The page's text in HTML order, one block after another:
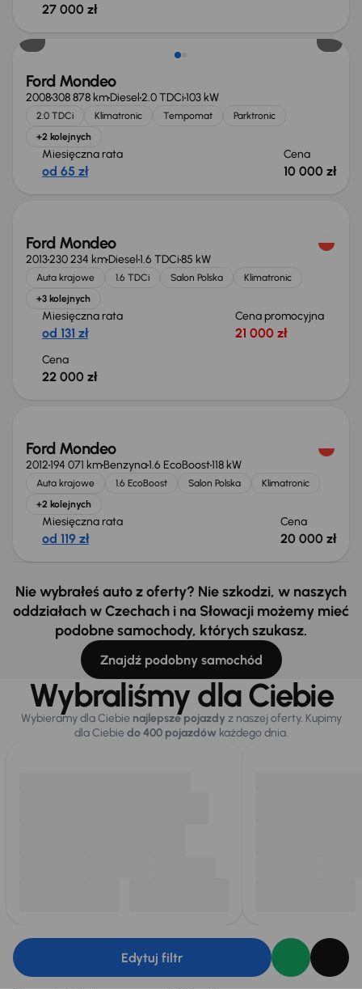
27 000 zł
Ford Mondeo
2008308 878 kmDiesel2.0 TDCi103 kW
2.0 TDCi Klimatronic Tempomat
Parktronic
+2 kolejnych
Miesięczna rata
od 65 zł
Cena
10 000 zł
Świeżo skupione
Ford Mondeo
2013230 234 kmDiesel1.6 TDCi85 kW
Auta krajowe 1.6 TDCi Salon Polska
Klimatronic
+3 kolejnych
Miesięczna rata
od 131 zł
Cena promocyjna
21 000 zł
Cena
22 000 zł
Ford Mondeo
2012194 071 kmBenzyna1.6 EcoBoost118 kW
Auta krajowe 1.6 EcoBoost Salon Polska
Klimatronic
+2 kolejnych
Miesięczna rata
od 119 zł
Cena
20 000 zł
Nie wybrałeś auto z oferty? Nie szkodzi, w naszych
oddziałach w Czechach i na Słowacji możemy mieć
podobne samochody, których szukasz.
Znajdź podobny samochód
Wybraliśmy dla Ciebie
Wybieramy dla Ciebie najlepsze pojazdy z naszej oferty. Kupimy
dla Ciebiedo 400 pojazdówkażdego dnia.
Edytuj filtr